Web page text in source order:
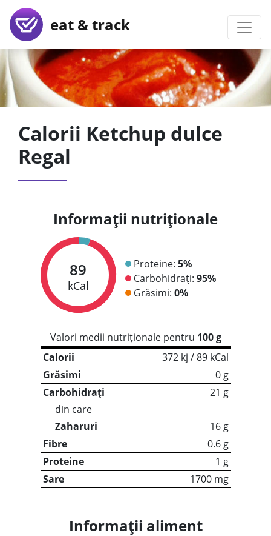
eat & track
Calorii Ketchup dulce
Regal
Informații nutriționale
89
kCal
Proteine: 5%
Carbohidrați: 95%
Grăsimi: 0%
Valori medii nutriționale pentru 100 g
Calorii
372 kj / 89 kCal
Grăsimi
0 g
Carbohidrați
21 g
din care
Zaharuri
16 g
Fibre
0.6 g
Proteine
1 g
Sare
1700 mg
Informații aliment